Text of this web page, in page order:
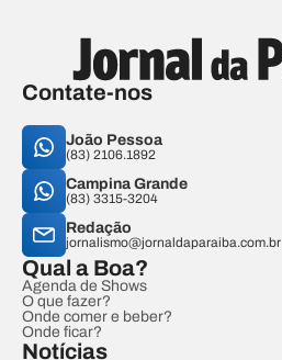
Contate-nos
João Pessoa
(83) 2106.1892
Campina Grande
(83) 3315-3204
Redação
jornalismo@jornaldaparaiba.com.br
Qual a Boa?
Agenda de Shows
O que fazer?
Onde comer e beber?
Onde ficar?
Notícias